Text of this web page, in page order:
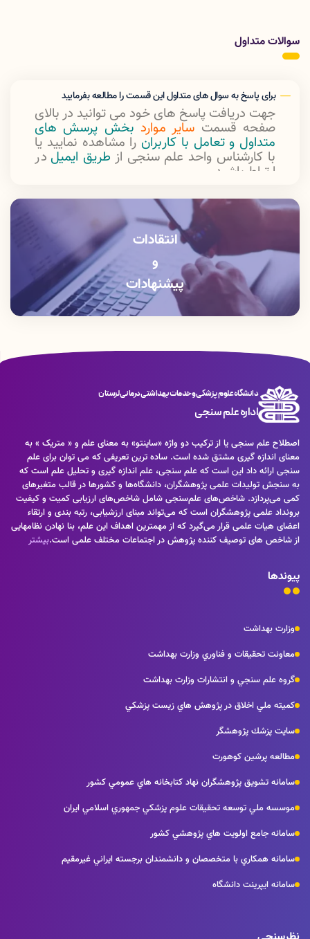
سوالات متداول
برای پاسخ به سوال های متداول این قسمت را مطالعه بفرمایید
جهت دریافت پاسخ های خود می توانید در بالای
صفحه قسمت سایر موارد بخش پرسش های
متداول و تعامل با کاربران را مشاهده نمایید یا
با کارشناس واحد علم سنجی از طریق ایمیل در
ارتباط باشید.
ايميل اداره علم سنجی:Sci@lums.ac.ir
انتقادات
و
پیشنهادات
دانشگاه علوم پزشکی و خدمات بهداشتی درمانی لرستان
اداره علم سنجی
اصطلاح علم سنجی یا از ترکیب دو واژه «ساینتو» به معنای علم و « متریک » به
معنای اندازه گیری مشتق شده است. ساده ترین تعریفی که می توان برای علم
سنجی ارائه داد این است که علم سنجی، علم اندازه گیری و تحلیل علم است که
به سنجش تولیدات علمی پژوهشگران، دانشگاه‌ها و کشورها در قالب متغیرهای
کمی می‌پردازد. شاخص‌های علم‌سنجی شامل شاخص‌های ارزیابی کمیت و کیفیت
برونداد علمی پژوهشگران است که می‌تواند مبنای ارزشیابی، رتبه بندی و ارتقاء
اعضای هیات علمی قرار می‌گیرد که از مهمترین اهداف این علم، بنا نهادن نظامهایی
از شاخص های توصیف کننده پژوهش در اجتماعات مختلف علمی است.بیشتر
پیوندها
وزارت بهداشت
معاونت تحقيقات و فناوري وزارت بهداشت
گروه علم سنجي و انتشارات وزارت بهداشت
كميته ملي اخلاق در پژوهش هاي زيست پزشكي
سايت پزشك پژوهشگر
مطالعه پرشين كوهورت
سامانه تشويق پژوهشگران نهاد كتابخانه هاي عمومي كشور
موسسه ملي توسعه تحقيقات علوم پزشكي جمهوري اسلامي ايران
سامانه جامع اولويت هاي پژوهشي كشور
سامانه همكاري با متخصصان و دانشمندان برجسته ايراني غيرمقيم
سامانه ايپرينت دانشگاه